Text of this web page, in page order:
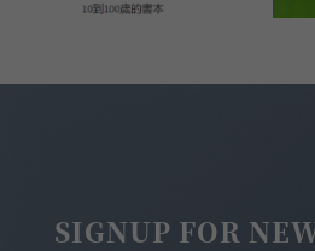
SIGNUP FOR